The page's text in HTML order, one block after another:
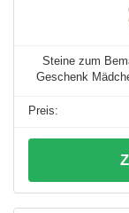
Steine zum
Geschenk